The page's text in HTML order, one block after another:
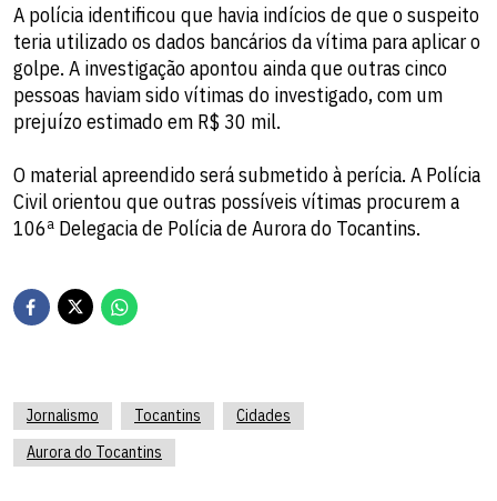
A polícia identificou que havia indícios de que o suspeito
teria utilizado os dados bancários da vítima para aplicar o
golpe. A investigação apontou ainda que outras cinco
pessoas haviam sido vítimas do investigado, com um
prejuízo estimado em R$ 30 mil.
O material apreendido será submetido à perícia. A Polícia
Civil orientou que outras possíveis vítimas procurem a
106ª Delegacia de Polícia de Aurora do Tocantins.
Jornalismo Tocantins
Cidades
Aurora do Tocantins